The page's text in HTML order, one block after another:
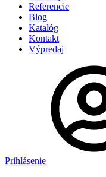
Referencie
Blog
Katalóg
Kontakt
Výpredaj
Prihlásenie